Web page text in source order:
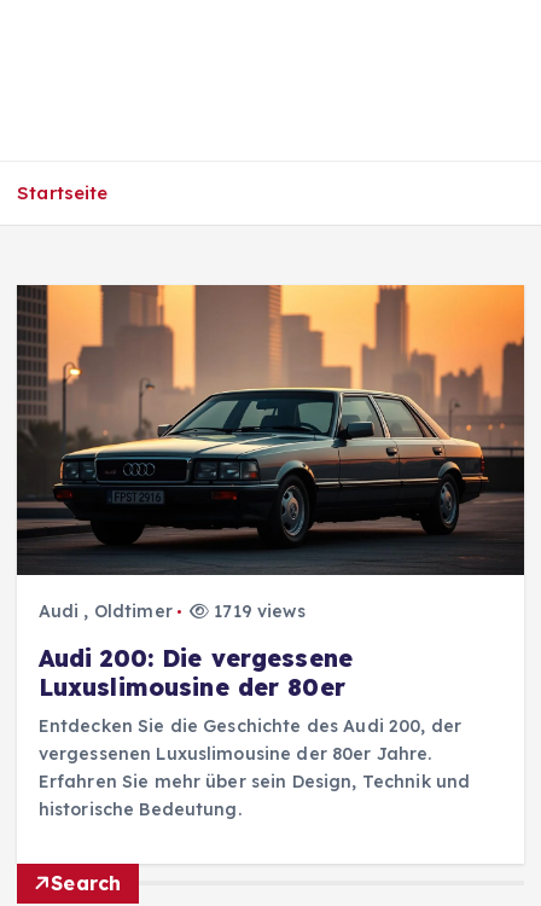
Startseite
Audi , Oldtimer 1719 views
Audi 200: Die vergessene
Luxuslimousine der 80er
Entdecken Sie die Geschichte des Audi 200, der
vergessenen Luxuslimousine der 80er Jahre.
Erfahren Sie mehr über sein Design, Technik und
historische Bedeutung.
Search